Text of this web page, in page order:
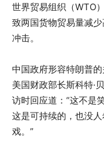
世界贸易组织（WTO
致两国货物贸易量减
冲击。
中国政府形容特朗普
美国财政部长斯科特·
访时回应道：“这不是
这是可持续的，也没
戏。”